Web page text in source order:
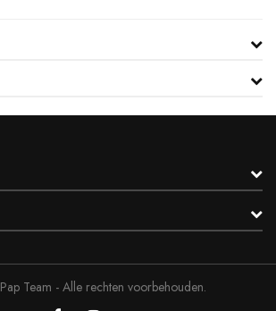
Pap Team - Alle rechten voorbehouden.